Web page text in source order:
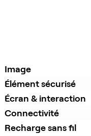
Image
Élément sécurisé
Écran & interaction
Connectivité
Recharge sans fil